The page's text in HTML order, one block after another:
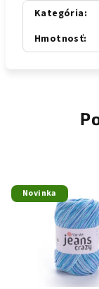
Kategória:
Hmotnosť:
Novinka